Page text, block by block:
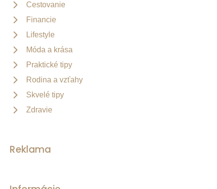
Cestovanie
Financie
Lifestyle
Móda a krása
Praktické tipy
Rodina a vzťahy
Skvelé tipy
Zdravie
Reklama